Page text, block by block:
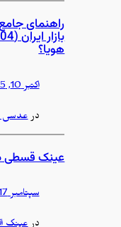
راهنمای
هویا؟
اکتبر 10, 2025
درعدسی
عینک قسطی
سپتامبر 17, 2025